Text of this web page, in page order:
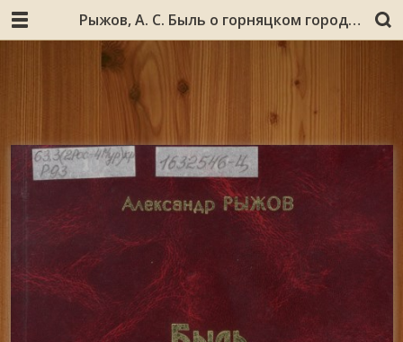
Рыжов, А. С. Быль о горняцком городе : документальное исследование / Александр Рыжов. – Мурманск : Север, 2004. – 162, [1] с., [4] л. ил. : ил.